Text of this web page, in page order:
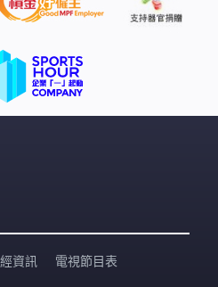
斷患上猴痘。 皮疹接近眼睛險
而且皮疹靠近鄺凱文的眼睛，
失明。後來，鄺凱文獲處方美
藥物「Tecovirimat」。在用藥
接下來
資訊 電視節目表